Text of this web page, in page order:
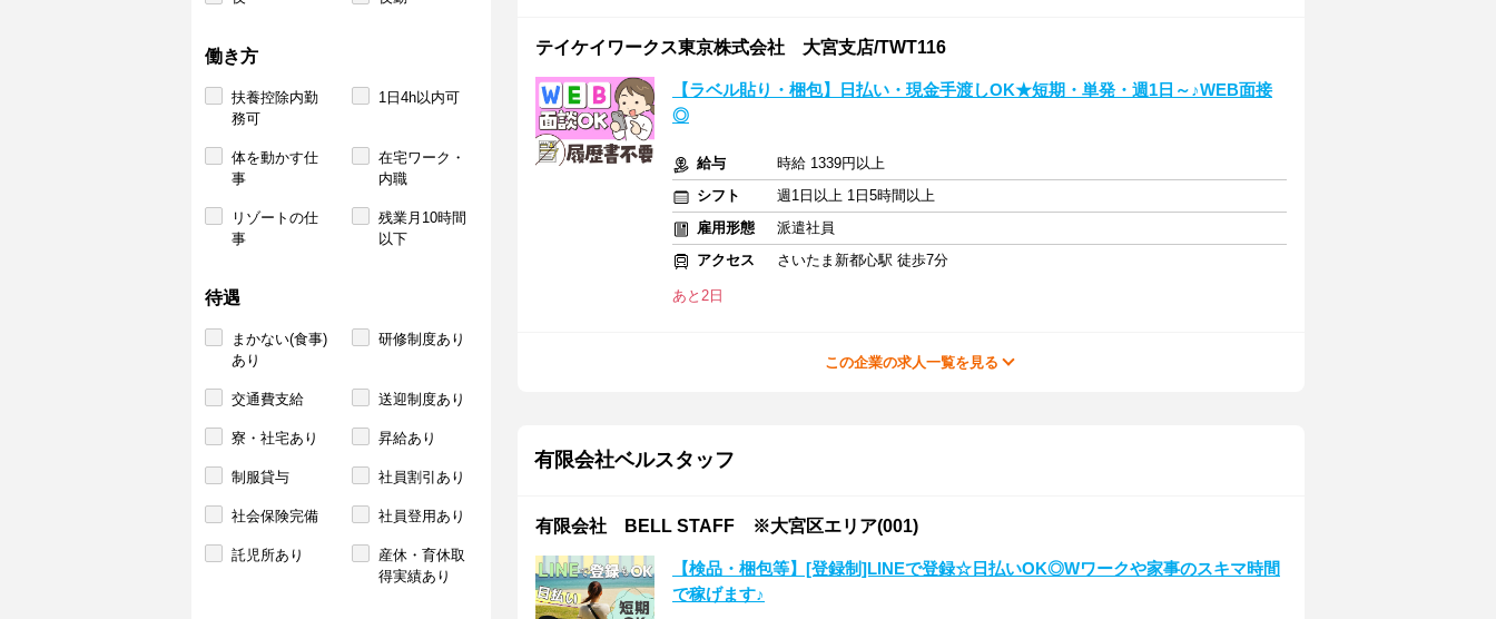
働き方
扶養控除内勤
務可
1日4h以内可
体を動かす仕
事
在宅ワーク・
内職
リゾートの仕
事
残業月10時間
以下
待遇
まかない(食事)
あり
研修制度あり
交通費支給 送迎制度あり
寮・社宅あり 昇給あり
制服貸与 社員割引あり
社会保険完備 社員登用あり
託児所あり
産休・育休取
得実績あり
テイケイワークス東京株式会社 大宮支店/TWT116
【ラベル貼り・梱包】日払い・現金手渡しOK★短期・単発・週1日～♪WEB面接
◎
給与
時給 1339円以上
シフト
週1日以上 1日5時間以上
雇用形態
派遣社員
アクセス
さいたま新都心駅 徒歩7分
あと2日
この企業の求人一覧を見る
有限会社ベルスタッフ
有限会社 BELL STAFF ※大宮区エリア(001)
【検品・梱包等】[登録制]LINEで登録☆日払いOK◎Wワークや家事のスキマ時間
で稼げます♪